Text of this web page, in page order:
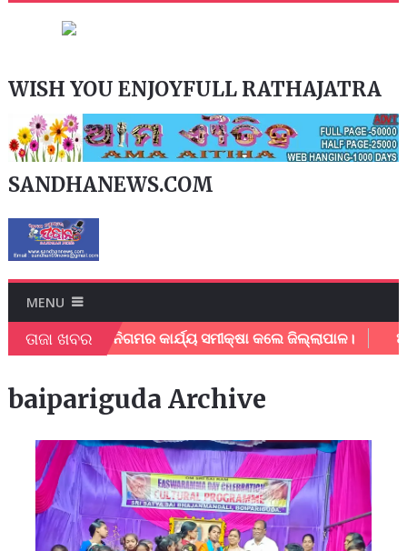
WISH YOU ENJOYFULL RATHAJATRA
SANDHANEWS.COM
MENU
ତାଜା ଖବର
ମହାନଗର ନିଗମର କାର୍ଯ୍ୟ ସମୀକ୍ଷା କଲେ ଜିଲ୍ଲାପାଳ।
baipariguda Archive